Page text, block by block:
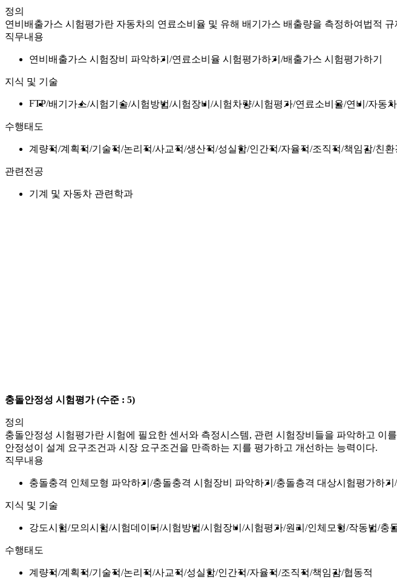
정의
연비배출가스 시험평가란 자동차의 연료소비율 및 유해 배기가스 배출량을 측정하여법적
직무내용
연비배출가스 시험장비 파악하기 연료소비율 시험평가하기 배출가스 시험평가하기
지식 및 기술
FTP 배기가스 시험기술 시험방법 시험장비 시험차량 시험평가 연료소비율 연비 자동차
수행태도
계량적 계획적 기술적 논리적 사교적 생산적 성실함 인간적 자율적 조직적 책임감 친환
관련전공
기계 및 자동차 관련학과
충돌안정성 시험평가(수준 : 5)
정의
충돌안정성 시험평가란 시험에 필요한 센서와 측정시스템, 관련 시험장비들을 파악하고 이
안정성이 설계 요구조건과 시장 요구조건을 만족하는 지를 평가하고 개선하는 능력이다.
직무내용
충돌충격 인체모형 파악하기 충돌충격 시험장비 파악하기 충돌층격 대상시험평가하기
지식 및 기술
강도시험 모의시험 시험데이터 시험방법 시험장비 시험평가 원리 인체모형 작동법 충
수행태도
계량적 계획적 기술적 논리적 사교적 성실함 인간적 자율적 조직적 책임감 협동적